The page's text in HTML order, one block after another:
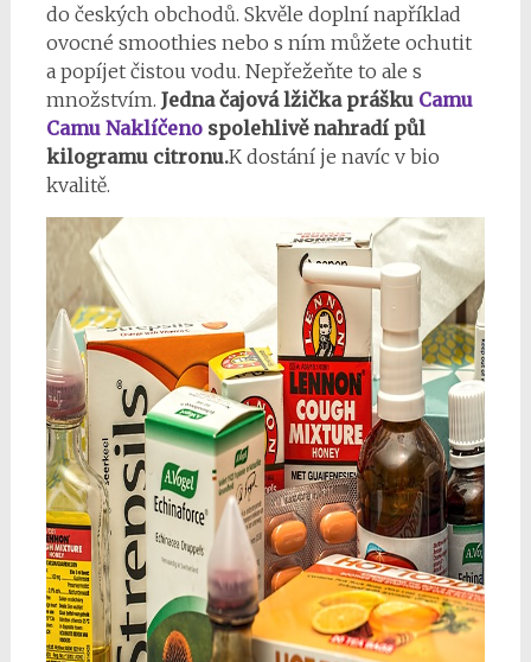
do českých obchodů. Skvěle doplní například
ovocné smoothies nebo s ním můžete ochutit
a popíjet čistou vodu. Nepřežeňte to ale s
množstvím. Jedna čajová lžička prášku Camu
Camu Naklíčeno spolehlivě nahradí půl
kilogramu citronu.K dostání je navíc v bio
kvalitě.